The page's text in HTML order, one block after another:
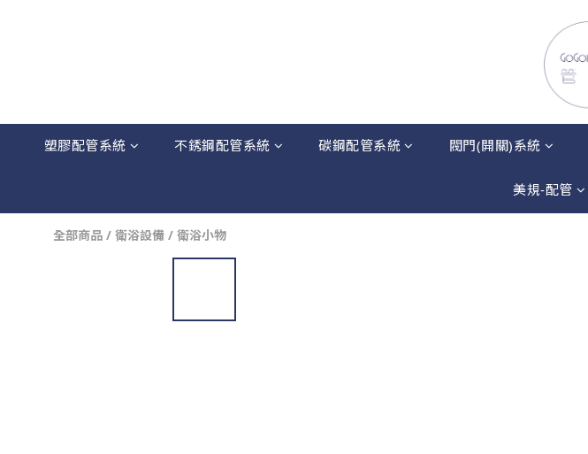
塑膠配管系統 不銹鋼配管系統 碳鋼配管系統 閥門(開關)系統
美規-配管
全部商品 / 衛浴設備 / 衛浴小物